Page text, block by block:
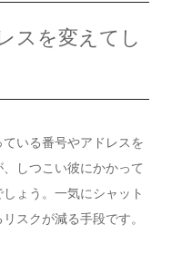
スを変えてし
いる番号やアドレスを
しつこい彼にかかって
ょう。一気にシャット
スクが減る手段です。